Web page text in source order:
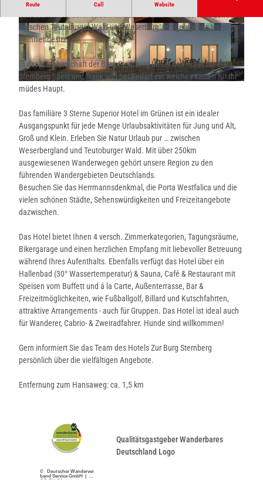
A
ß
e
n
a
n
s
i
c
h
H
o
t
e
l
Z
u
r
u
r
S
© Hotel Zur Burg Sternberg
Z
i
m
m
e
e
i
s
p
i
e
l
H
e
l
z
u
r
B
u
r
S
t
r
r
g
Route Call Website
Herzlich Willkommen im Hotel Zur Burg Sternberg - im Extertal
zwischen Teutoburger Wald und Weserbergland gelegenes Hotel im
Familienbesitz.
In der Nachbarschaft der Burg Sternberg bietet das Hotel Zur Burg
Sternberg Speis und Trank und bei Bedarf ein weiches Kissen für Ihr
müdes Haupt.
Das familiäre 3 Sterne Superior Hotel im Grünen ist ein idealer
Ausgangspunkt für jede Menge Urlaubsaktivitäten für Jung und Alt,
Groß und Klein. Erleben Sie Natur Urlaub pur … zwischen
Weserbergland und Teutoburger Wald. Mit über 250km
ausgewiesenen Wanderwegen gehört unsere Region zu den
führenden Wandergebieten Deutschlands.
Besuchen Sie das Herrmannsdenkmal, die Porta Westfalica und die
vielen schönen Städte, Sehenswürdigkeiten und Freizeitangebote
dazwischen.
Das Hotel bietet Ihnen 4 versch. Zimmerkategorien, Tagungsräume,
Bikergarage und einen herzlichen Empfang mit liebevoller Betreuung
während Ihres Aufenthalts. Ebenfalls verfügt das Hotel über ein
Hallenbad (30° Wassertemperatur) & Sauna, Café & Restaurant mit
Speisen vom Buffett und á la Carte, Außenterrasse, Bar &
Freizeitmöglichkeiten, wie Fußballgolf, Billard und Kutschfahrten,
attraktive Arrangements - auch für Gruppen. Das Hotel ist ideal auch
für Wanderer, Cabrio- & Zweiradfahrer. Hunde sind willkommen!
Gern informiert Sie das Team des Hotels Zur Burg Sternberg
persönlich über die vielfältigen Angebote.
Entfernung zum Hansaweg: ca. 1,5 km
© Deutscher Wanderver
band Service GmbH |
CC-BY-SA
Qualitätsgastgeber Wanderbares
Deutschland Logo